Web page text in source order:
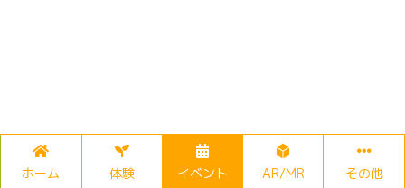
ホーム 体験 イベント AR/MR その他